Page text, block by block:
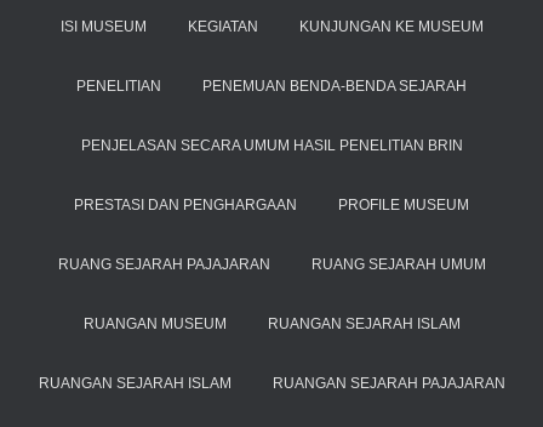
ISI MUSEUM KEGIATAN KUNJUNGAN KE MUSEUM
PENELITIAN PENEMUAN BENDA-BENDA SEJARAH
PENJELASAN SECARA UMUM HASIL PENELITIAN BRIN
PRESTASI DAN PENGHARGAAN PROFILE MUSEUM
RUANG SEJARAH PAJAJARAN RUANG SEJARAH UMUM
RUANGAN MUSEUM RUANGAN SEJARAH ISLAM
RUANGAN SEJARAH ISLAM RUANGAN SEJARAH PAJAJARAN